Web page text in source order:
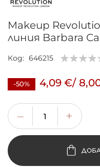
началото
галерия
със
снимки
Makeup
линия Barbara
Код 646215
-50% 4,09 €/